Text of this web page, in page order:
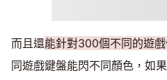
而且還能針對300個不同的遊
同遊戲鍵盤能閃不同顏色，如